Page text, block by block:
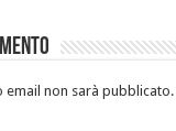
email non sarà pubblicato.